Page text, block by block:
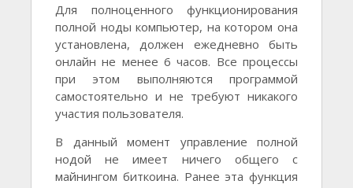
Для полноценного функционирования
полной ноды компьютер, на котором она
установлена, должен ежедневно быть
онлайн не менее 6 часов. Все процессы
при этом выполняются программой
самостоятельно и не требуют никакого
участия пользователя.
В данный момент управление полной
нодой не имеет ничего общего с
майнингом биткоина. Ранее эта функция